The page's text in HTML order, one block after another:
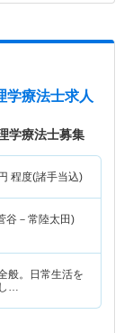
学療法士求人
学療法士募集
程度(諸手当込)
谷－常陸太田)
般。日常生活を
…